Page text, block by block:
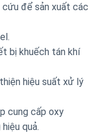
cứu để sản xuất các
bị khuếch tán khí
hiệu suất xử lý
cung cấp oxy
quả.